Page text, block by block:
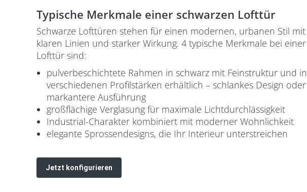
Typische Merkmale einer schwarzen Lofttür
Schwarze Lofttüren stehen für einen modernen, urbanen Stil mit
klaren Linien und starker Wirkung. 4 typische Merkmale bei einer
Lofttür sind:
pulverbeschichtete Rahmen in schwarz mit Feinstruktur und in
verschiedenen Profilstärken erhältlich – schlankes Design oder
markantere Ausführung
großflächige Verglasung für maximale Lichtdurchlässigkeit
Industrial-Charakter kombiniert mit moderner Wohnlichkeit
elegante Sprossendesigns, die Ihr Interieur unterstreichen
Jetzt konfigurieren